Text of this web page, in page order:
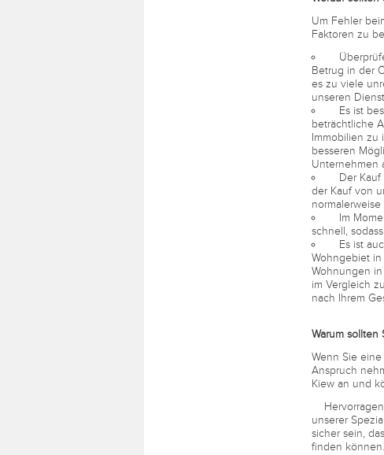
Um Fehler
Faktoren zu
Betrug in der
es zu viele
unseren
Es ist
beträchtliche
Immobilien zu
besseren
Unternehmen
Der Kauf
der Kauf von
normalerweise
Im
schnell,
Es ist
Wohngebiet
Wohnungen
im Vergleich
nach Ihrem
Warum
Wenn Sie
Anspruch
Kiew an und
unserer
sicher sein,
finden können.